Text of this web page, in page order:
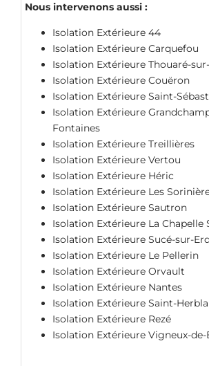
Nous intervenons aussi :
Isolation Extérieure 44
Isolation Extérieure Carquefou
Isolation Extérieure Thouaré-
Isolation Extérieure Couëron
Isolation Extérieure Saint-
Isolation Extérieure
Fontaines
Isolation Extérieure Treillières
Isolation Extérieure Vertou
Isolation Extérieure Héric
Isolation Extérieure Les
Isolation Extérieure Sautron
Isolation Extérieure La Chapelle
Isolation Extérieure Sucé-sur-
Isolation Extérieure Le Pellerin
Isolation Extérieure Orvault
Isolation Extérieure Nantes
Isolation Extérieure Saint-
Isolation Extérieure Rezé
Isolation Extérieure Vigneux-